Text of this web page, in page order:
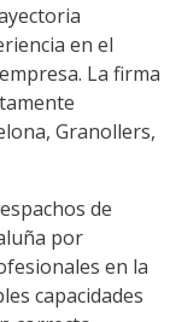
en el
La firma
Granollers,
de
por
en la
capacidades